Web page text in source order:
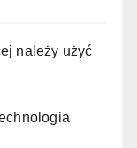
należy użyć